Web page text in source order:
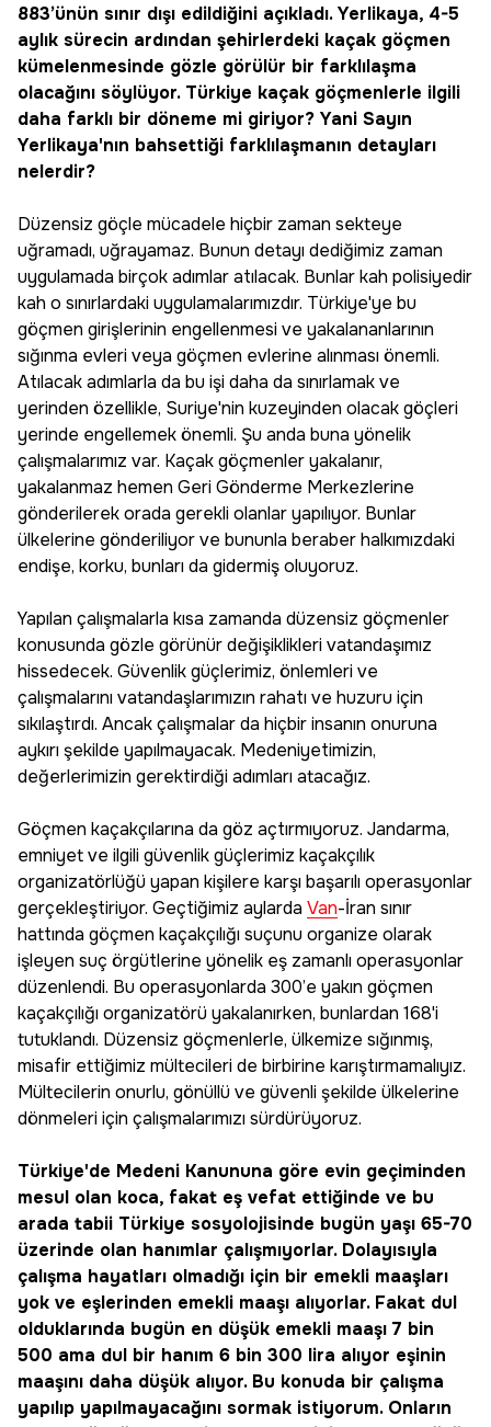
883’ünün sınır dışı edildiğini açıkladı. Yerlikaya, 4-5
aylık sürecin ardından şehirlerdeki kaçak göçmen
kümelenmesinde gözle görülür bir farklılaşma
olacağını söylüyor. Türkiye kaçak göçmenlerle ilgili
daha farklı bir döneme mi giriyor? Yani Sayın
Yerlikaya'nın bahsettiği farklılaşmanın detayları
nelerdir?
Düzensiz göçle mücadele hiçbir zaman sekteye
uğramadı, uğrayamaz. Bunun detayı dediğimiz zaman
uygulamada birçok adımlar atılacak. Bunlar kah polisiyedir
kah o sınırlardaki uygulamalarımızdır. Türkiye'ye bu
göçmen girişlerinin engellenmesi ve yakalananlarının
sığınma evleri veya göçmen evlerine alınması önemli.
Atılacak adımlarla da bu işi daha da sınırlamak ve
yerinden özellikle, Suriye'nin kuzeyinden olacak göçleri
yerinde engellemek önemli. Şu anda buna yönelik
çalışmalarımız var. Kaçak göçmenler yakalanır,
yakalanmaz hemen Geri Gönderme Merkezlerine
gönderilerek orada gerekli olanlar yapılıyor. Bunlar
ülkelerine gönderiliyor ve bununla beraber halkımızdaki
endişe, korku, bunları da gidermiş oluyoruz.
Yapılan çalışmalarla kısa zamanda düzensiz göçmenler
konusunda gözle görünür değişiklikleri vatandaşımız
hissedecek. Güvenlik güçlerimiz, önlemleri ve
çalışmalarını vatandaşlarımızın rahatı ve huzuru için
sıkılaştırdı. Ancak çalışmalar da hiçbir insanın onuruna
aykırı şekilde yapılmayacak. Medeniyetimizin,
değerlerimizin gerektirdiği adımları atacağız.
Göçmen kaçakçılarına da göz açtırmıyoruz. Jandarma,
emniyet ve ilgili güvenlik güçlerimiz kaçakçılık
organizatörlüğü yapan kişilere karşı başarılı operasyonlar
gerçekleştiriyor. Geçtiğimiz aylarda Van-İran sınır
hattında göçmen kaçakçılığı suçunu organize olarak
işleyen suç örgütlerine yönelik eş zamanlı operasyonlar
düzenlendi. Bu operasyonlarda 300’e yakın göçmen
kaçakçılığı organizatörü yakalanırken, bunlardan 168'i
tutuklandı. Düzensiz göçmenlerle, ülkemize sığınmış,
misafir ettiğimiz mültecileri de birbirine karıştırmamalıyız.
Mültecilerin onurlu, gönüllü ve güvenli şekilde ülkelerine
dönmeleri için çalışmalarımızı sürdürüyoruz.
Türkiye'de Medeni Kanununa göre evin geçiminden
mesul olan koca, fakat eş vefat ettiğinde ve bu
arada tabii Türkiye sosyolojisinde bugün yaşı 65-70
üzerinde olan hanımlar çalışmıyorlar. Dolayısıyla
çalışma hayatları olmadığı için bir emekli maaşları
yok ve eşlerinden emekli maaşı alıyorlar. Fakat dul
olduklarında bugün en düşük emekli maaşı 7 bin
500 ama dul bir hanım 6 bin 300 lira alıyor eşinin
maaşını daha düşük alıyor. Bu konuda bir çalışma
yapılıp yapılmayacağını sormak istiyorum. Onların